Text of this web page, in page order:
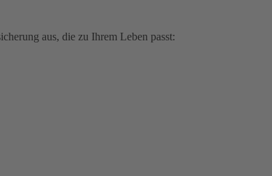
aus, die zu Ihrem Leben passt: